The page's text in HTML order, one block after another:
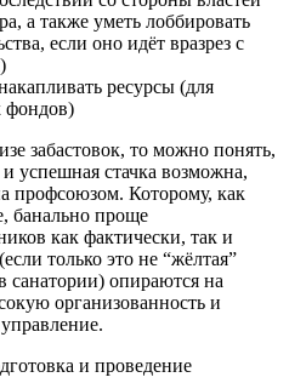
а также уметь лоббировать
если оно идёт вразрез с
ресурсы (для
фондов)
забастовок, то можно понять,
успешная стачка возможна,
профсоюзом. Которому, как
банально проще
как фактически, так и
только это не “жёлтая”
санатории) опираются на
организованность и
и проведение